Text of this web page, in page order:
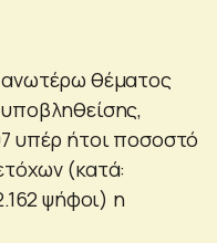
θέματος
υπέρ ήτοι ποσοστό
(κατά:
ψήφοι) η